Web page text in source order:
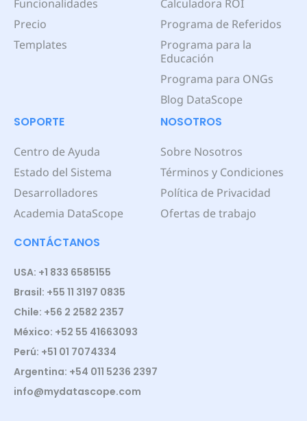
Funcionalidades
Precio
Templates
Calculadora ROI
Programa de Referidos
Programa para la
Educación
Programa para ONGs
Blog DataScope
SOPORTE
Centro de Ayuda
Estado del Sistema
Desarrolladores
Academia DataScope
NOSOTROS
Sobre Nosotros
Términos y Condiciones
Política de Privacidad
Ofertas de trabajo
CONTÁCTANOS
USA: +1 833 6585155
Brasil: +55 11 3197 0835
Chile: +56 2 2582 2357
México: +52 55 41663093
Perú: +51 01 7074334
Argentina: +54 011 5236 2397
info@mydatascope.com